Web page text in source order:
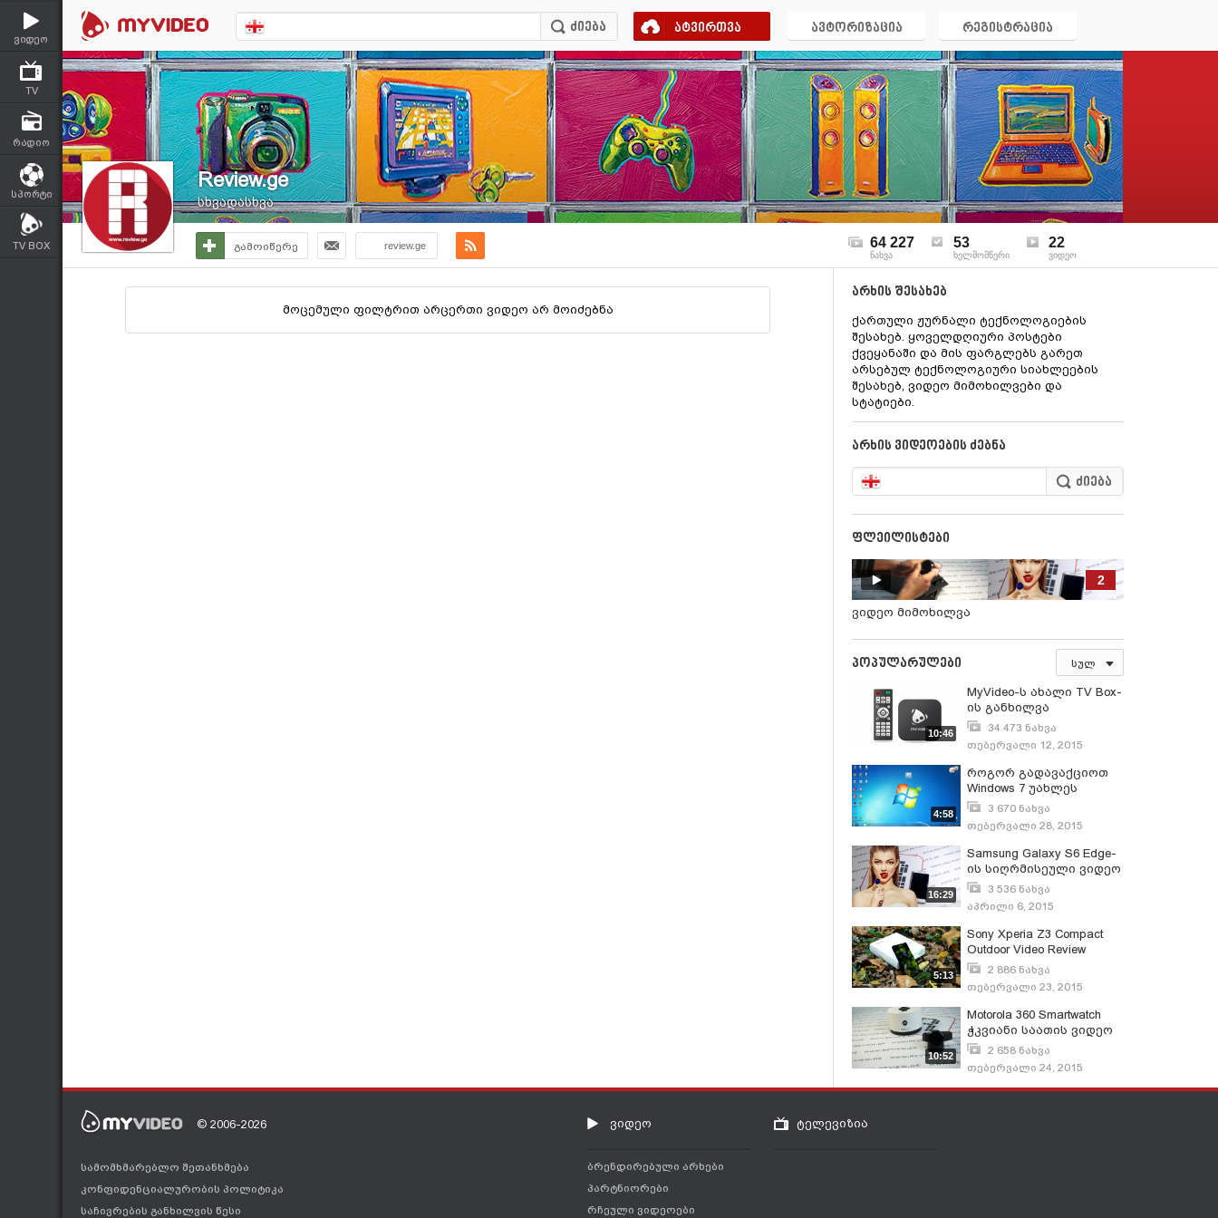
ვიდეო
TV
რადიო
სპორტი
TV BOX
ატვირთვა ავტორიზაცია რეგისტრაცია
Review.ge
სხვადასხვა
გამოიწერე review.ge 64 227
ნახვა
53
ხელმომწერი
22
ვიდეო
მოცემული ფილტრით არცერთი ვიდეო არ მოიძებნა
არხის შესახებ
ქართული ჟურნალი ტექნოლოგიების
შესახებ. ყოველდღიური პოსტები
ქვეყანაში და მის ფარგლებს გარეთ
არსებულ ტექნოლოგიური სიახლეების
შესახებ, ვიდეო მიმოხილვები და
სტატიები.
არხის ვიდეოების ძებნა
ფლეილისტები
2
ვიდეო მიმოხილვა
პოპულარულები სულ
10:46
MyVideo-ს ახალი TV Box-
ის განხილვა
34 473 ნახვა
თებერვალი 12, 2015
4:58
როგორ გადავაქციოთ
Windows 7 უახლეს
Windows 8-ად
3 670 ნახვა
თებერვალი 28, 2015
16:29
Samsung Galaxy S6 Edge-
ის სიღრმისეული ვიდეო
განხილვა
3 536 ნახვა
აპრილი 6, 2015
5:13
Sony Xperia Z3 Compact
Outdoor Video Review
2 886 ნახვა
თებერვალი 23, 2015
10:52
Motorola 360 Smartwatch
ჭკვიანი საათის ვიდეო
მიმოხილვა
2 658 ნახვა
თებერვალი 24, 2015
© 2006-2026
სამომხმარებლო შეთანხმება
კონფიდენციალურობის პოლიტიკა
საჩივრების განხილვის წესი
ვიდეო
ბრენდირებული არხები
პარტნიორები
რჩეული ვიდეოები
ტელევიზია